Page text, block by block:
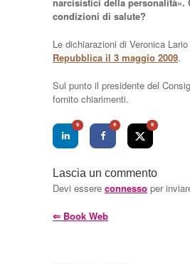
condizioni di salute?
Le dichiarazioni di Veronica
Repubblica il 3 maggio 2009.
Sul punto il presidente del
fornito chiarimenti.
0 0 0
Lascia un commento
Devi essere connesso per
⇐ Book Web